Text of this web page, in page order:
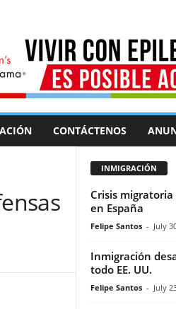
CONTÁCTENOS
INMIGRACIÓN
Crisis
en España
Felipe Santos - July
Inmigración
todo EE. UU.
Felipe Santos - July